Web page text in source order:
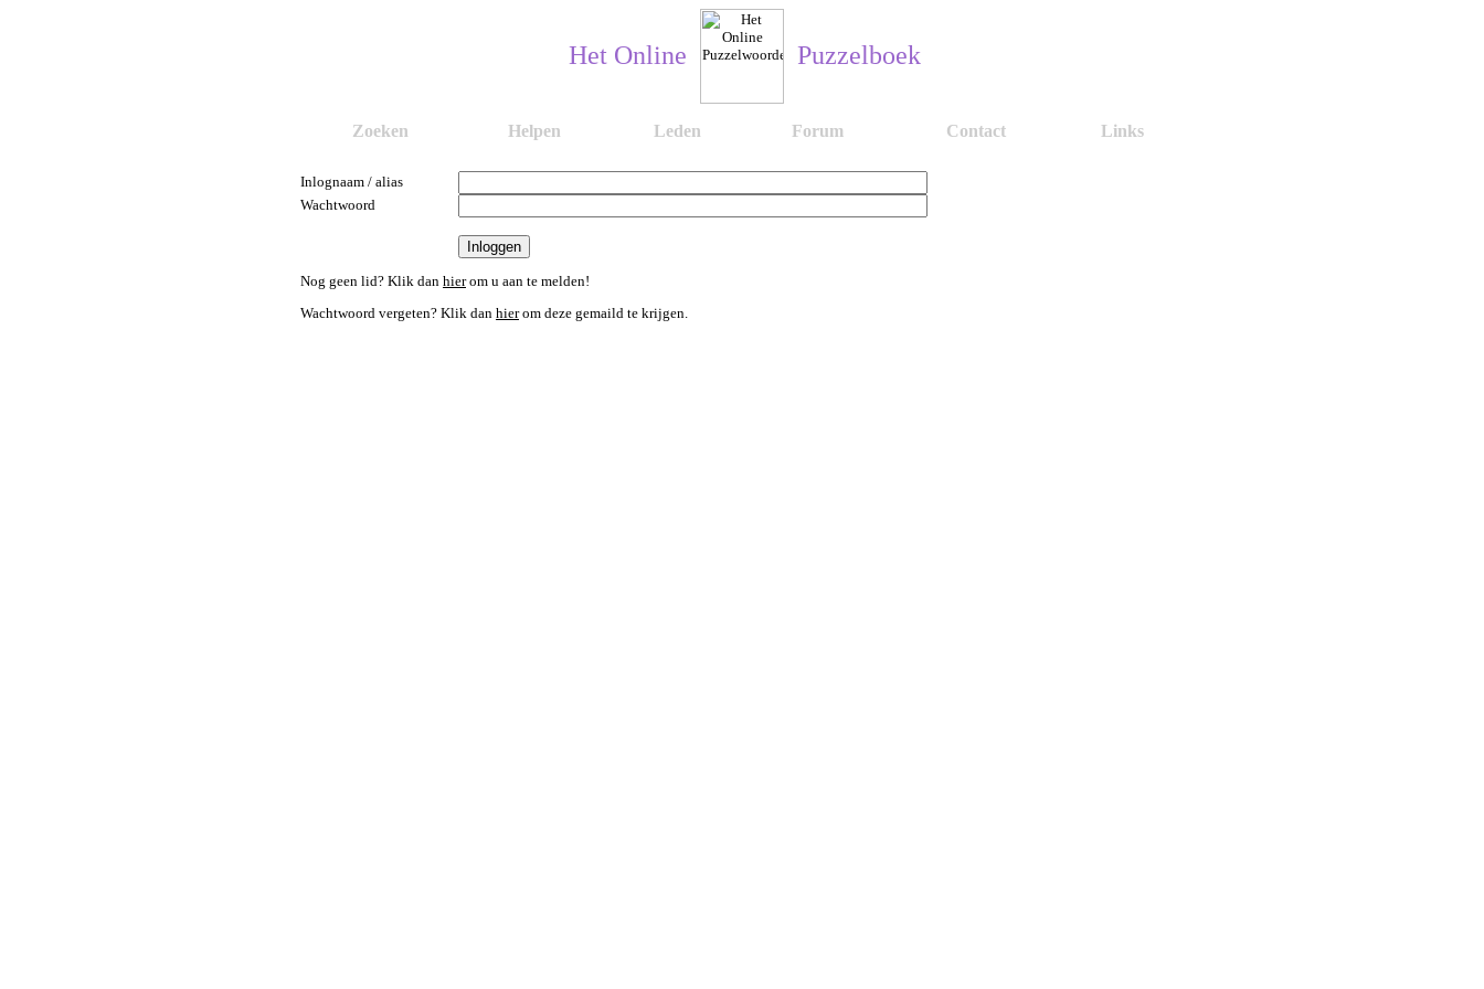
Het Online Puzzelboek
Zoeken Helpen Leden Forum Contact Links
Inlognaam / alias
Wachtwoord
Nog geen lid? Klik dan hierom u aan te melden!
Wachtwoord vergeten? Klik dan hierom deze gemaild te krijgen.